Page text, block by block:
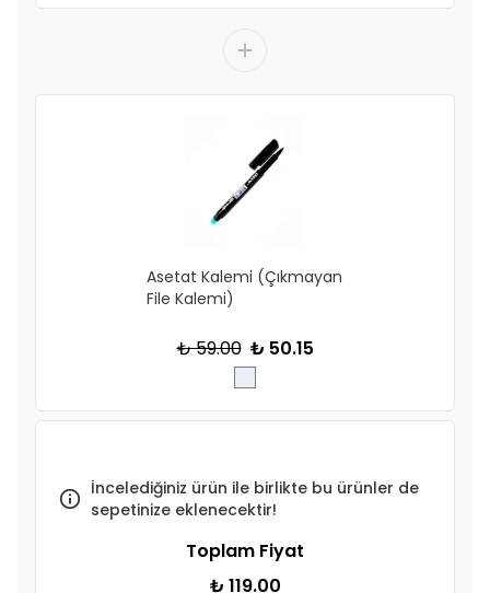
Asetat Kalemi (Çıkmayan
File Kalemi)
₺ 59.00 ₺ 50.15
İncelediğiniz ürün ile birlikte bu ürünler de
sepetinize eklenecektir!
Toplam Fiyat
₺ 119.00